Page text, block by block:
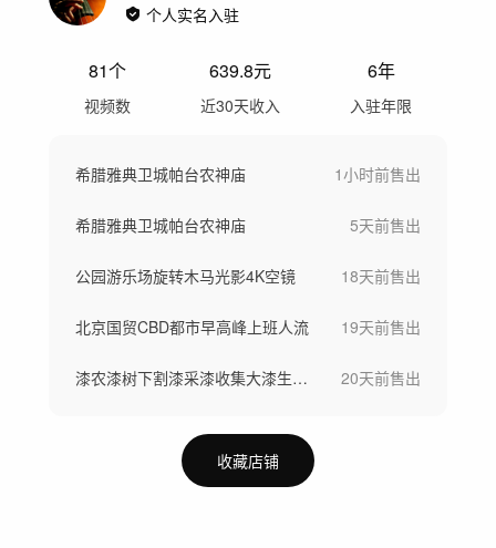
个人实名入驻
81个
视频数
639.8元
近30天收入
6年
入驻年限
希腊雅典卫城帕台农神庙 1小时前售出
希腊雅典卫城帕台农神庙 5天前售出
公园游乐场旋转木马光影4K空镜 18天前售出
北京国贸CBD都市早高峰上班人流 19天前售出
漆农漆树下割漆采漆收集大漆生漆过程 20天前售出
收藏店铺